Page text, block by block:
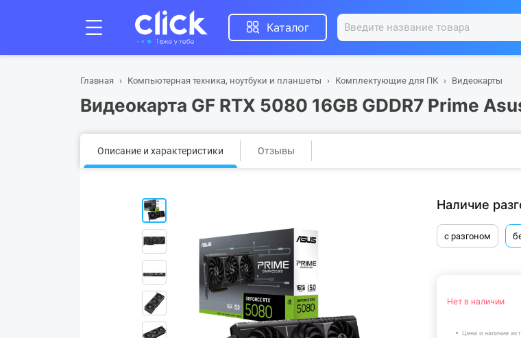
Каталог
Главная Компьютерная техника, ноутбуки и планшеты Комплектующие для ПК Видеокарты
Видеокарта GF RTX 5080 16GB GDDR7 Prime
Описание и характеристики Отзывы
Наличие
с разгоном
Нет в наличии
Цена и наличие